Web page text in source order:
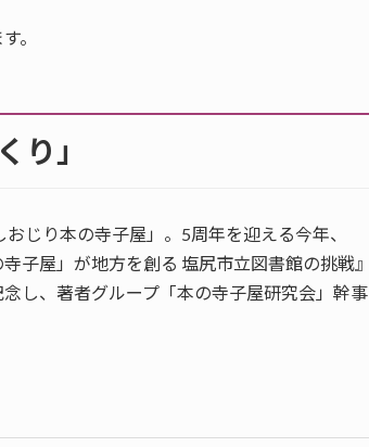
。
り」
じり本の寺子屋」。5周年を迎える今年、
子屋」が地方を創る 塩尻市立図書館の挑戦』
し、著者グループ「本の寺子屋研究会」幹事